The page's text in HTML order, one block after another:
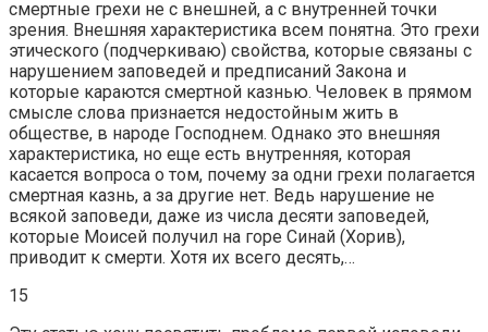
смертные грехи не с внешней, а с внутренней точки
зрения. Внешняя характеристика всем понятна. Это грехи
этического (подчеркиваю) свойства, которые связаны с
нарушением заповедей и предписаний Закона и
которые караются смертной казнью. Человек в прямом
смысле слова признается недостойным жить в
обществе, в народе Господнем. Однако это внешняя
характеристика, но еще есть внутренняя, которая
касается вопроса о том, почему за одни грехи полагается
смертная казнь, а за другие нет. Ведь нарушение не
всякой заповеди, даже из числа десяти заповедей,
которые Моисей получил на горе Синай (Хорив),
приводит к смерти. Хотя их всего десять,…
15